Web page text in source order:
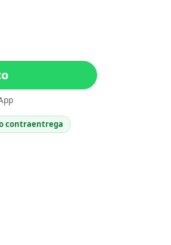
contraentrega